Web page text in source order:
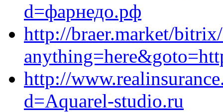
d=фарнедо.рф
http://braer.market/
http://
d=Aquarel-studio.ru